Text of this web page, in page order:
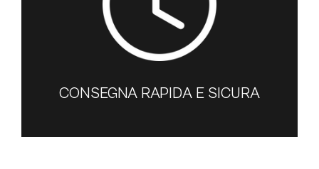
CONSEGNA RAPIDA E SICURA